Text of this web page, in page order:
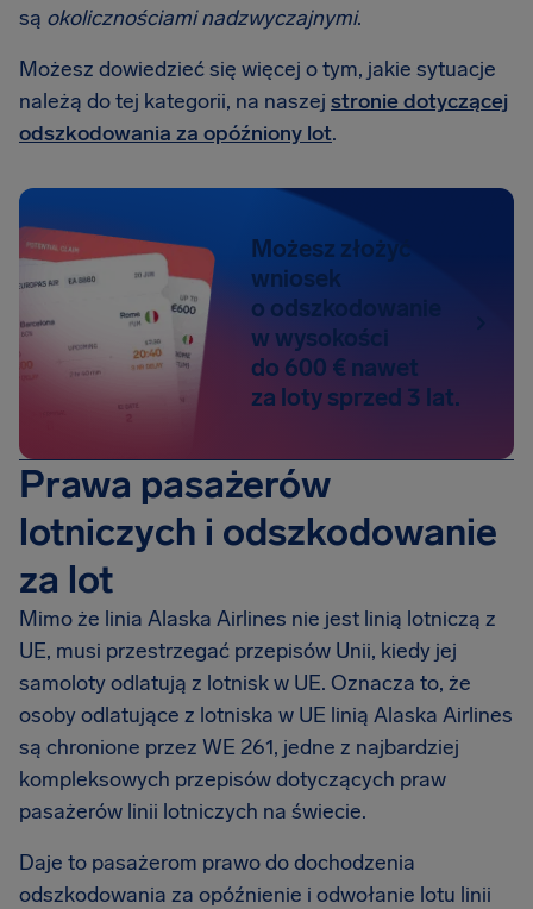
są okolicznościami nadzwyczajnymi.
Możesz dowiedzieć się więcej o tym, jakie sytuacje
należą do tej kategorii, na naszej stronie dotyczącej
odszkodowania za opóźniony lot.
Możesz złożyć
wniosek
o odszkodowanie
w wysokości
do 600 € nawet
za loty sprzed 3 lat.
Prawa pasażerów
lotniczych i odszkodowanie
za lot
Mimo że linia Alaska Airlines nie jest linią lotniczą z
UE, musi przestrzegać przepisów Unii, kiedy jej
samoloty odlatują z lotnisk w UE. Oznacza to, że
osoby odlatujące z lotniska w UE linią Alaska Airlines
są chronione przez WE 261, jedne z najbardziej
kompleksowych przepisów dotyczących praw
pasażerów linii lotniczych na świecie.
Daje to pasażerom prawo do dochodzenia
odszkodowania za opóźnienie i odwołanie lotu linii